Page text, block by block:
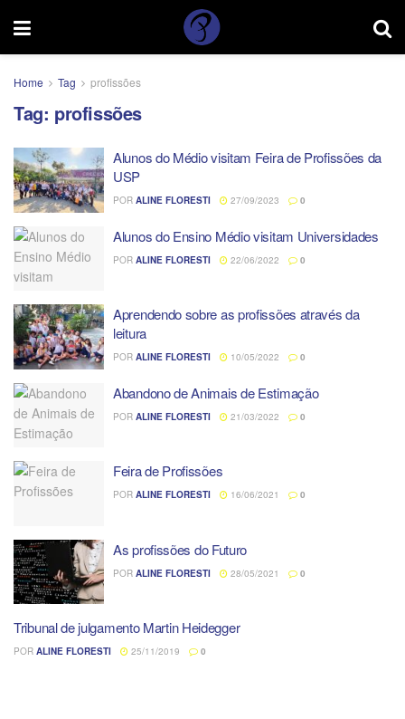
Home Tag profissões
Tag: profissões
Alunos do Médio visitam Feira de Profissões da
USP
POR ALINE FLORESTI 27/09/2023 0
Alunos do Ensino Médio visitam Universidades
POR ALINE FLORESTI 22/06/2022 0
Aprendendo sobre as profissões através da
leitura
POR ALINE FLORESTI 10/05/2022 0
Abandono de Animais de Estimação
POR ALINE FLORESTI 21/03/2022 0
Feira de Profissões
POR ALINE FLORESTI 16/06/2021 0
As profissões do Futuro
POR ALINE FLORESTI 28/05/2021 0
Tribunal de julgamento Martin Heidegger
POR ALINE FLORESTI 25/11/2019 0